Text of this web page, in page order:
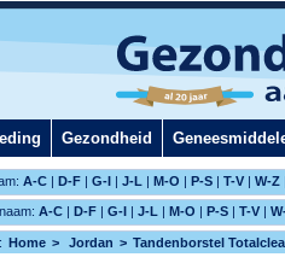
Gezondheid
A-C | D-F | G-I | J-L | M-O | P-S | T-V | W-Z
A-C | D-F | G-I | J-L | M-O | P-S | T-V |
Home Jordan Tandenborstel